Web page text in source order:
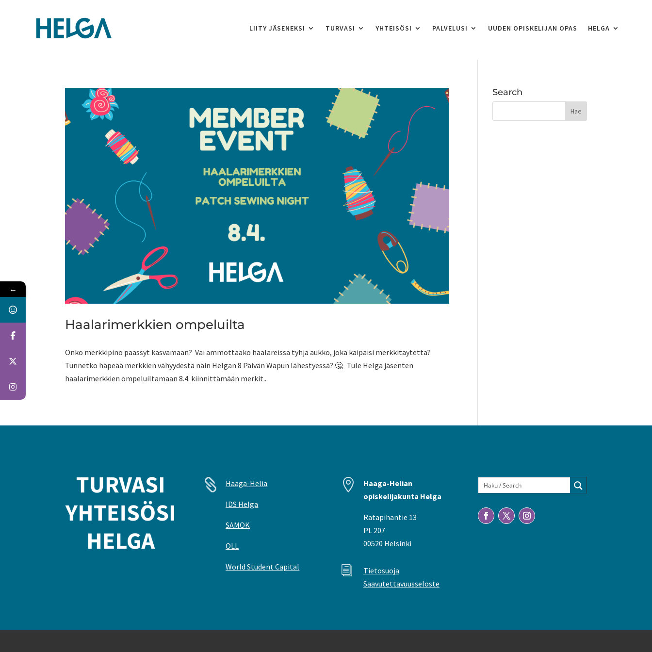
LIITY JÄSENEKSI TURVASI YHTEISÖSI PALVELUSI UUDEN OPISKELIJAN OPAS HELGA
Haalarimerkkien ompeluilta
Onko merkkipino päässyt kasvamaan? Vai ammottaako haalareissa tyhjä aukko, joka kaipaisi merkkitäytettä?
Tunnetko häpeää merkkien vähyydestä näin Helgan 8 Päivän Wapun lähestyessä? 🤔 Tule Helga jäsenten
haalarimerkkien ompeluiltamaan 8.4. kiinnittämään merkit...
Search
 Haaga-Helia
IDS Helga
SAMOK
OLL
World Student Capital

Haaga-Helian
opiskelijakunta Helga
Ratapihantie 13
PL 207
00520 Helsinki
i
Tietosuoja
Saavutettavuusseloste
←